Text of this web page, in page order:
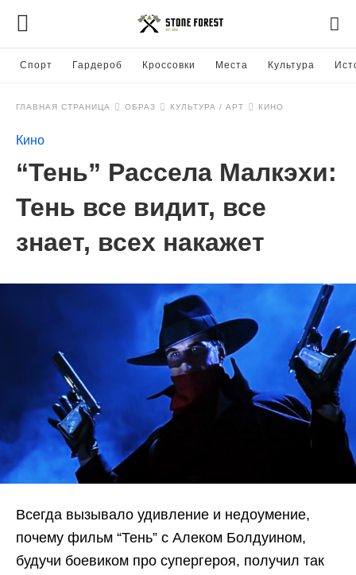
Спорт Гардероб Кроссовки Места Культура
ГЛАВНАЯ СТРАНИЦА ОБРАЗ КУЛЬТУРА / АРТ КИНО
Кино
“Тень” Рассела Малкэхи:
Тень все видит, все
знает, всех накажет
Всегда вызывало удивление и недоумение,
почему фильм “Тень” с Алеком Болдуином,
будучи боевиком про супергероя, получил так